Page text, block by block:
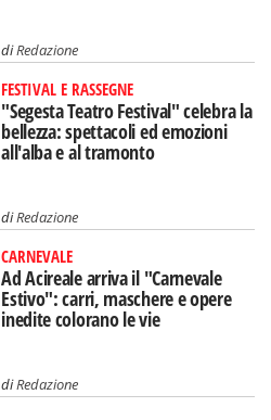
diRedazione
FESTIVAL E RASSEGNE
"Segesta Teatro Festival" celebra la
bellezza: spettacoli ed emozioni
all'alba e al tramonto
diRedazione
CARNEVALE
Ad Acireale arriva il "Carnevale
Estivo": carri, maschere e opere
inedite colorano le vie
diRedazione